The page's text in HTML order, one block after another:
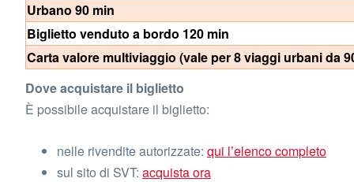
Urbano 90 min
Biglietto venduto a bordo 120 min
Carta valore multiviaggio (vale per 8 viaggi urbani da
Dove acquistare il biglietto
È possibile acquistare il biglietto:
nelle rivendite autorizzate: qui l’elenco completo
sul sito di SVT: acquista ora